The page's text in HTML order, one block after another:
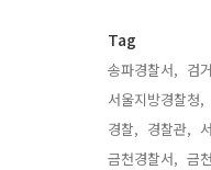
Tag
송파경찰서, 검
서울지방경찰청,
경찰, 경찰관,
금천경찰서, 금